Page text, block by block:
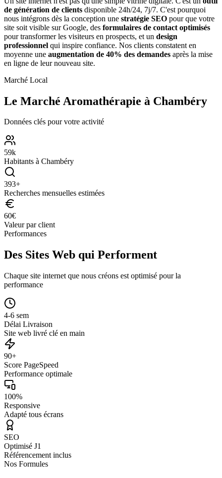
de génération de clients disponible 24h/24, 7j/7. C'est pourquoi
nous intégrons dès la conception une stratégie SEO pour que votre
site soit visible sur Google, des formulaires de contact optimisés
pour transformer les visiteurs en prospects, et un design
professionnel qui inspire confiance. Nos clients constatent en
moyenne une augmentation de 40% des demandes après la mise
en ligne de leur nouveau site.
Marché Local
Le Marché Aromathérapie à Chambéry
Données clés pour votre activité
59k
Habitants à Chambéry
393+
Recherches mensuelles estimées
60€
Valeur par client
Performances
Des Sites Web qui Performent
Chaque site internet que nous créons est optimisé pour la
performance
4-6 sem
Délai Livraison
Site web livré clé en main
90+
Score PageSpeed
Performance optimale
100%
Responsive
Adapté tous écrans
SEO
Optimisé J1
Référencement inclus
Nos Formules